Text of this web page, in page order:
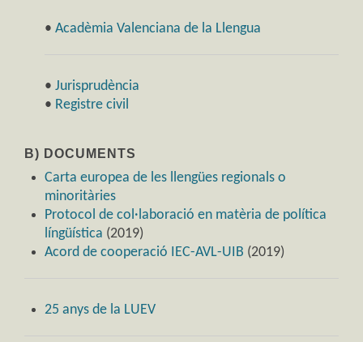
• Acadèmia Valenciana de la Llengua
• Jurisprudència
• Registre civil
B) DOCUMENTS
Carta europea de les llengües regionals o
minoritàries
Protocol de col·laboració en matèria de política
língüística (2019)
Acord de cooperació IEC-AVL-UIB (2019)
25 anys de la LUEV